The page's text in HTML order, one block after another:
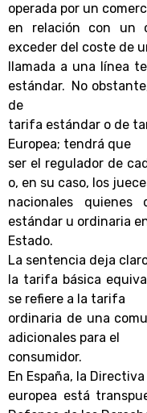
operada por un
en relación con un
exceder del coste de
llamada a una línea
estándar. No
de
tarifa estándar o de
Europea; tendrá que
ser el regulador de
o, en su caso, los
nacionales
estándar u ordinaria
Estado.
La sentencia deja
la tarifa básica
se refiere a la tarifa
ordinaria de una
adicionales para el
consumidor.
En España, la Directiva
europea está